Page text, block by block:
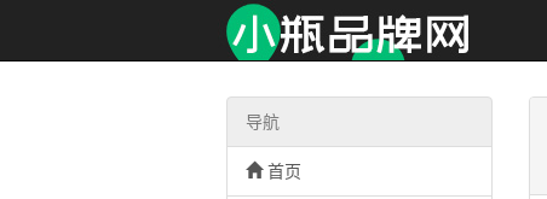
导航
首页